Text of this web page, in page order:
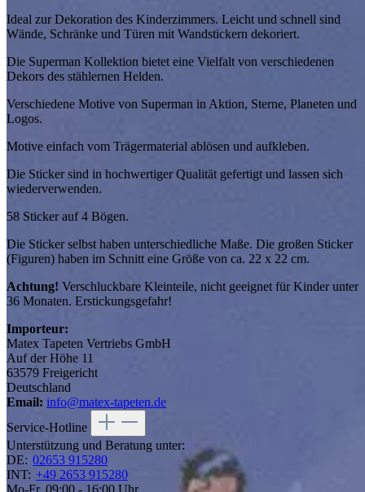
Ideal zur Dekoration des Kinderzimmers. Leicht und schnell sind
Wände, Schränke und Türen mit Wandstickern dekoriert.
Die Superman Kollektion bietet eine Vielfalt von verschiedenen
Dekors des stählernen Helden.
Verschiedene Motive von Superman in Aktion, Sterne, Planeten und
Logos.
Motive einfach vom Trägermaterial ablösen und aufkleben.
Die Sticker sind in hochwertiger Qualität gefertigt und lassen sich
wiederverwenden.
58 Sticker auf 4 Bögen.
Die Sticker selbst haben unterschiedliche Maße. Die großen Sticker
(Figuren) haben im Schnitt eine Größe von ca. 22 x 22 cm.
Achtung! Verschluckbare Kleinteile, nicht geeignet für Kinder unter
36 Monaten. Erstickungsgefahr!
Importeur:
Matex Tapeten Vertriebs GmbH
Auf der Höhe 11
63579 Freigericht
Deutschland
Email: info@matex-tapeten.de
Service-Hotline
Unterstützung und Beratung unter:
DE: 02653 915280
INT: +49 2653 915280